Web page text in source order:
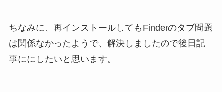
ちなみに、再インストールしてもFinderのタブ問題
は関係なかったようで、解決しましたので後日記
事ににしたいと思います。